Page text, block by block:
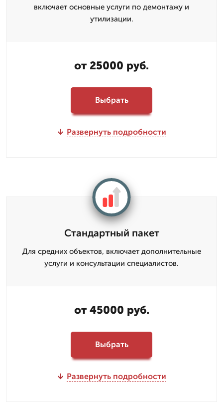
включает основные услуги по демонтажу и
утилизации.
от 25000 руб.
Выбрать
Развернуть подробности
Стандартный пакет
Для средних объектов, включает дополнительные
услуги и консультации специалистов.
от 45000 руб.
Выбрать
Развернуть подробности